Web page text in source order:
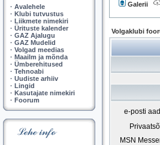
· Avalehele
· Klubi tutvustus
· Liikmete nimekiri
· Ürituste kalender
· GAZ Ajalugu
· GAZ Mudelid
· Volgad meedias
· Maailm ja mõnda
· Ümberehitused
· Tehnoabi
· Uudiste arhiiv
· Lingid
· Kasutajate nimekiri
· Foorum
Galerii
Volgaklubi
e-posti
MSN